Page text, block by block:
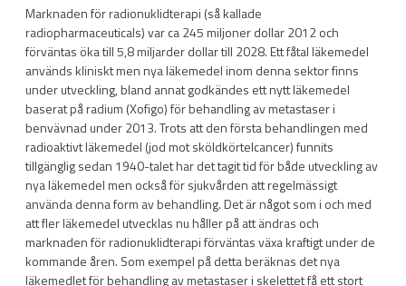
Marknaden för radionuklidterapi (så kallade
radiopharmaceuticals) var ca 245 miljoner dollar 2012 och
förväntas öka till 5,8 miljarder dollar till 2028. Ett fåtal läkemedel
används kliniskt men nya läkemedel inom denna sektor finns
under utveckling, bland annat godkändes ett nytt läkemedel
baserat på radium (Xofigo) för behandling av metastaser i
benvävnad under 2013. Trots att den första behandlingen med
radioaktivt läkemedel (jod mot sköldkörtelcancer) funnits
tillgänglig sedan 1940-talet har det tagit tid för både utveckling av
nya läkemedel men också för sjukvården att regelmässigt
använda denna form av behandling. Det är något som i och med
att fler läkemedel utvecklas nu håller på att ändras och
marknaden för radionuklidterapi förväntas växa kraftigt under de
kommande åren. Som exempel på detta beräknas det nya
läkemedlet för behandling av metastaser i skelettet få ett stort